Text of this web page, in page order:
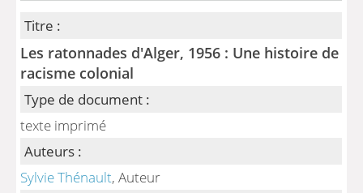
Titre :
Les ratonnades d'Alger, 1956 : Une histoire de
racisme colonial
Type de document :
texte imprimé
Auteurs :
Sylvie Thénault, Auteur